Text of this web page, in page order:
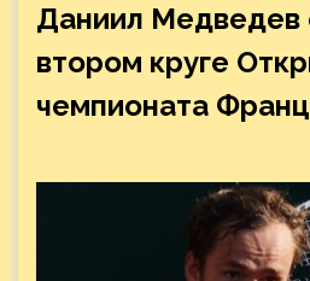
Даниил Медведев
втором круге
чемпионата